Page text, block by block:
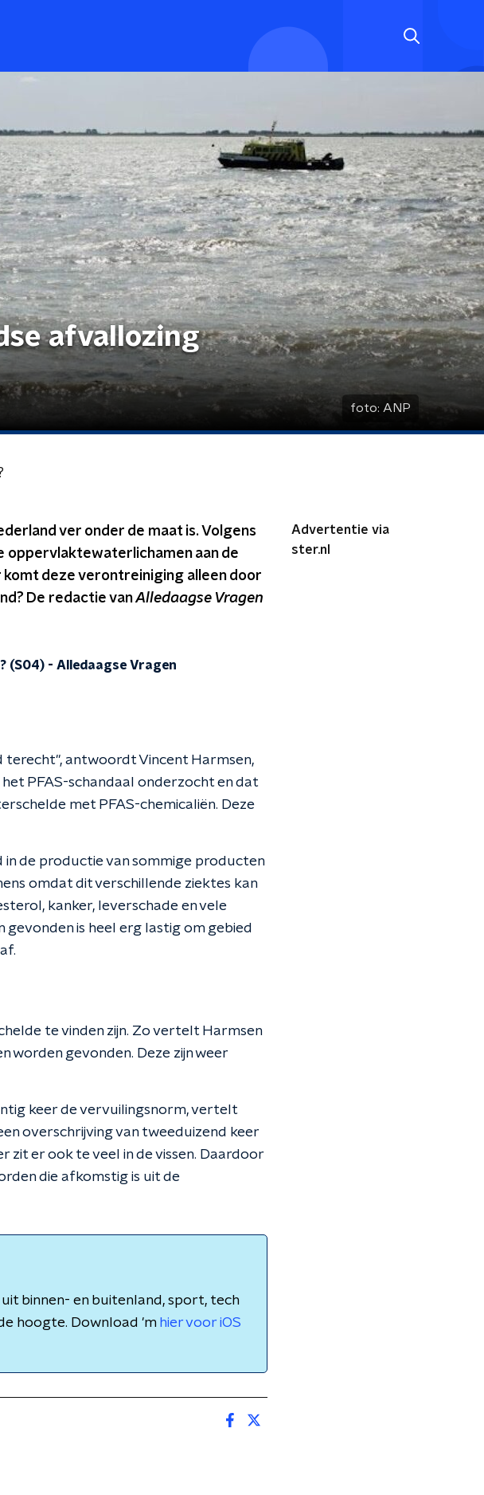
afvallozing
foto: ANP
ver onder de maat is. Volgens
oppervlaktewaterlichamen aan de
komt deze verontreiniging alleen door
De redactie vanAlledaagse Vragen
(S04) - Alledaagse Vragen
antwoordt Vincent Harmsen,
PFAS-schandaal onderzocht en dat
met PFAS-chemicaliën. Deze
in de productie van sommige producten
omdat dit verschillende ziektes kan
kanker, leverschade en vele
is heel erg lastig om gebied
te vinden zijn. Zo vertelt Harmsen
worden gevonden. Deze zijn weer
keer de vervuilingsnorm, vertelt
overschrijving van tweeduizend keer
zit er ook te veel in de vissen. Daardoor
die afkomstig is uit de
binnen- en buitenland, sport, tech
hoogte. Download 'm hier voor iOS
Advertentie via
ster.nl